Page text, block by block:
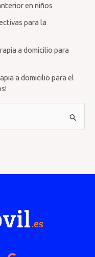
en niños
para la
a domicilio para
a domicilio para el